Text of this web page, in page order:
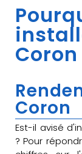
Coron
Coron
Est-il avisé
? Pour